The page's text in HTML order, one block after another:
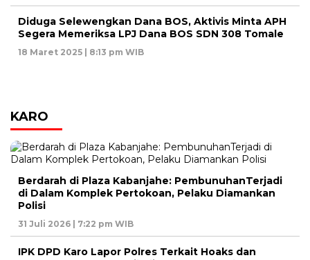
Diduga Selewengkan Dana BOS, Aktivis Minta APH
Segera Memeriksa LPJ Dana BOS SDN 308 Tomale
18 Maret 2025 | 8:13 pm WIB
KARO
Berdarah di Plaza Kabanjahe: PembunuhanTerjadi
di Dalam Komplek Pertokoan, Pelaku Diamankan
Polisi
31 Juli 2026 | 7:22 pm WIB
IPK DPD Karo Lapor Polres Terkait Hoaks dan